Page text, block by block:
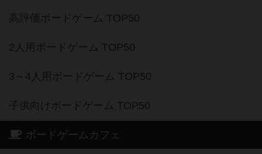
高評価ボードゲーム TOP50
2人用ボードゲーム TOP50
3～4人用ボードゲーム TOP50
子供向けボードゲーム TOP50
ボードゲームカフェ